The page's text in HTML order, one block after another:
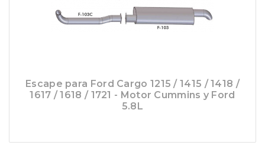
Escape para Ford Cargo 1215 / 1415 / 1418 /
1617 / 1618 / 1721 - Motor Cummins y Ford
5.8L